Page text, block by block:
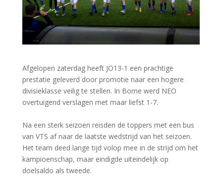
Afgelopen zaterdag heeft JO13-1 een prachtige
prestatie geleverd door promotie naar een hogere
divisieklasse veilig te stellen. In Borne werd NEO
overtuigend verslagen met maar liefst 1-7.
Na een sterk seizoen reisden de toppers met een bus
van VTS af naar de laatste wedstrijd van het seizoen.
Het team deed lange tijd volop mee in de strijd om het
kampioenschap, maar eindigde uiteindelijk op
doelsaldo als tweede.